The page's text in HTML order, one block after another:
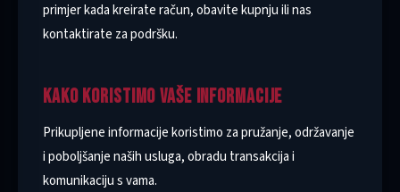
primjer kada kreirate račun, obavite kupnju ili nas
kontaktirate za podršku.
KAKO KORISTIMO VAŠE INFORMACIJE
Prikupljene informacije koristimo za pružanje, održavanje
i poboljšanje naših usluga, obradu transakcija i
komunikaciju s vama.